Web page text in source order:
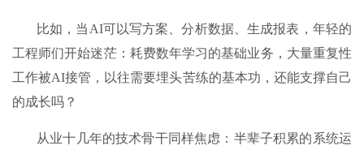
比如，当AI可以写方案、分析数据、生成报表，年轻的
工程师们开始迷茫：耗费数年学习的基础业务，大量重复性
工作被AI接管，以往需要埋头苦练的基本功，还能支撑自己
的成长吗？
从业十几年的技术骨干同样焦虑：半辈子积累的系统运